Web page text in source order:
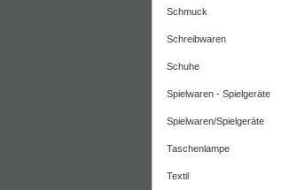
Schmuck
Schreibwaren
Schuhe
Spielwaren - Spielgeräte
Spielwaren/Spielgeräte
Taschenlampe
Textil